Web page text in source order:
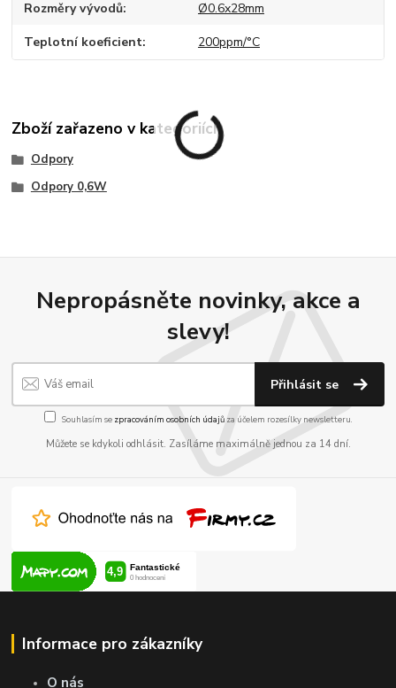
Rozměry vývodů Ø0.6x28mm
Teplotní koeficient 200ppm/°C
Zboží zařazeno v kategoriích
Odpory
Odpory 0,6W
Nepropásněte novinky, akce a
slevy!
Přihlásit se
Souhlasím se zpracováním osobních údajůza účelem rozesílky newsletteru.
Můžete se kdykoli odhlásit. Zasíláme maximálně jednou za 14 dní.
Informace pro zákazníky
O nás